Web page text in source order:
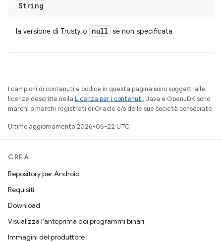
String
la versione di Trusty o null se non specificata
I campioni di contenuti e codice in questa pagina sono soggetti alle
licenze descritte nella Licenza per i contenuti. Java e OpenJDK sono
marchi o marchi registrati di Oracle e/o delle sue società consociate.
Ultimo aggiornamento 2026-06-22 UTC.
CREA
Repository per Android
Requisiti
Download
Visualizza l'anteprima dei programmi binari
Immagini del produttore